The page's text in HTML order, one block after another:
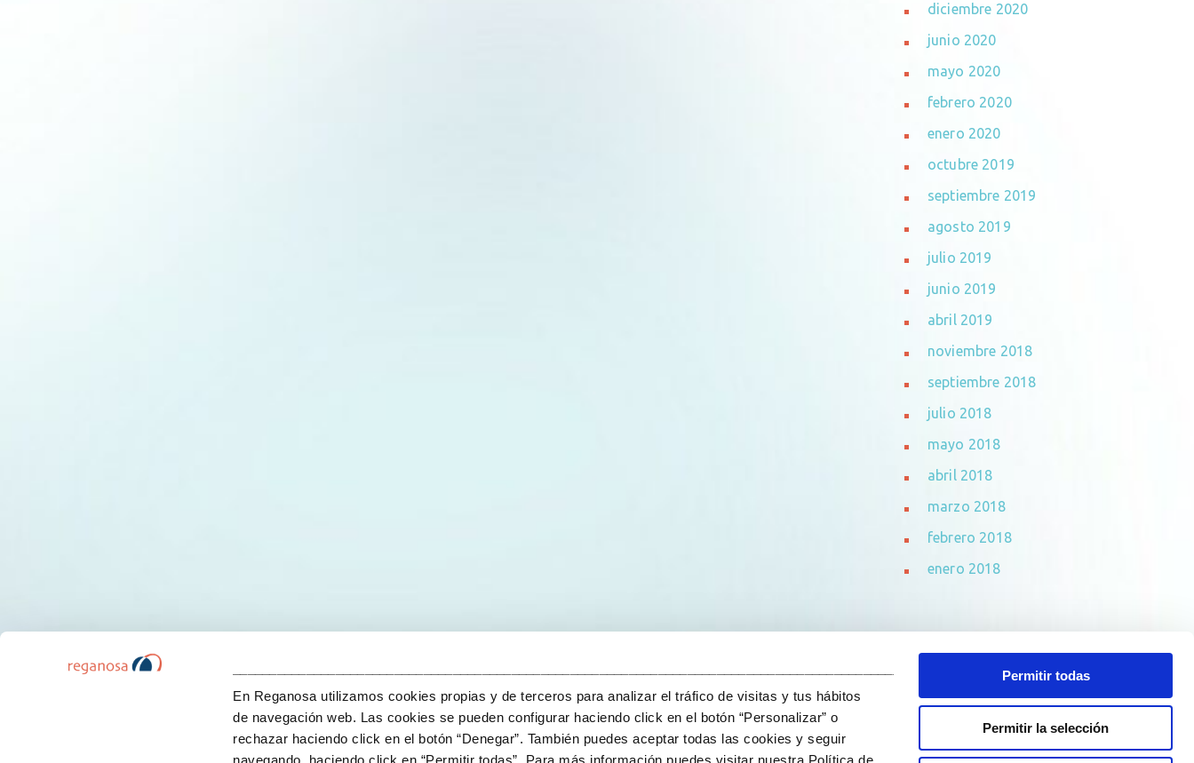
___________________________________________________________________________________________________________
En Reganosa utilizamos cookies propias y de terceros para analizar el tráfico de visitas y tus hábitos
de navegación web. Las cookies se pueden configurar haciendo click en el botón “Personalizar” o
rechazar haciendo click en el botón “Denegar”. También puedes aceptar todas las cookies y seguir
Permitir todas
Permitir la selección
diciembre 2020
junio 2020
mayo 2020
febrero 2020
enero 2020
octubre 2019
septiembre 2019
agosto 2019
julio 2019
junio 2019
abril 2019
noviembre 2018
septiembre 2018
julio 2018
mayo 2018
abril 2018
marzo 2018
febrero 2018
enero 2018